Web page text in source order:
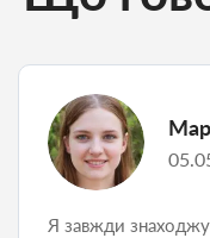
Я завжди знаходжу